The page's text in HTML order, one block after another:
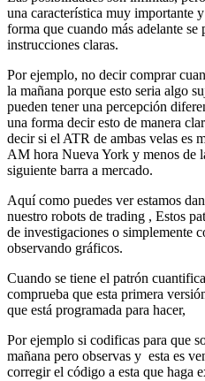
una característica muy importante
forma que cuando más adelante
instrucciones claras.
Por ejemplo, no decir comprar
la mañana porque esto seria algo
pueden tener una percepción
una forma decir esto de manera
decir si el ATR de ambas velas es
AM hora Nueva York y menos de
siguiente barra a mercado.
Aquí como puedes ver estamos
nuestro robots de trading , Estos
de investigaciones o simplemente
observando gráficos.
Cuando se tiene el patrón
comprueba que esta primera
que está programada para hacer,
Por ejemplo si codificas para que
mañana pero observas y esta es
corregir el código a esta que haga